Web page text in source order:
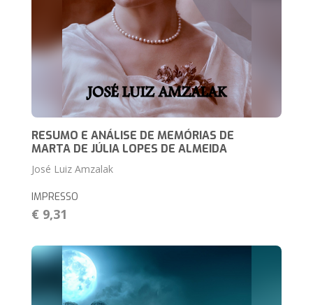
RESUMO E ANÁLISE DE MEMÓRIAS DE
MARTA DE JÚLIA LOPES DE ALMEIDA
José Luiz Amzalak
IMPRESSO
€ 9,31